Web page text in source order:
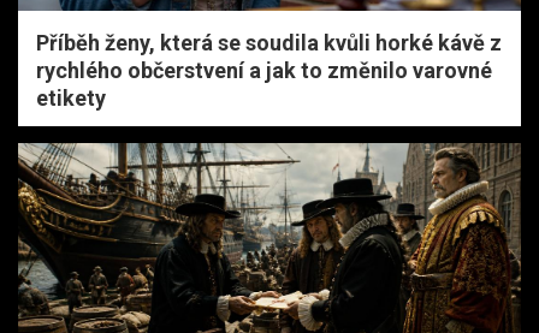
Příběh ženy, která se soudila kvůli horké kávě z
rychlého občerstvení a jak to změnilo varovné
etikety